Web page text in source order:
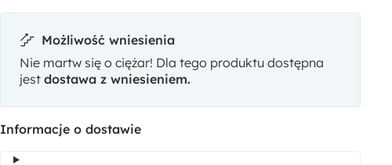
Możliwość wniesienia
Nie martw się o ciężar! Dla tego produktu dostępna
jest dostawa z wniesieniem.
Informacje o dostawie